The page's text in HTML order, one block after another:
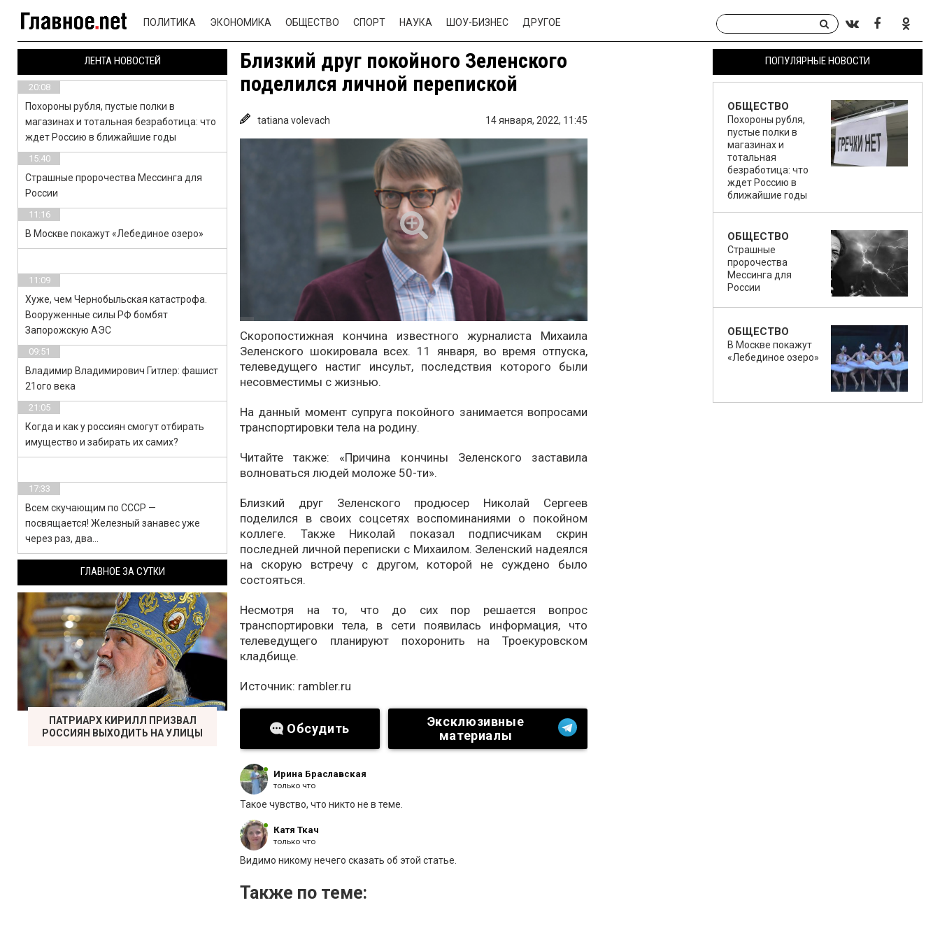
ПОЛИТИКА ЭКОНОМИКА ОБЩЕСТВО СПОРТ НАУКА ШОУ-БИЗНЕС ДРУГОЕ
Близкий друг покойного Зеленского
поделился личной перепиской
tatiana volevach 14 января, 2022, 11:45
Скоропостижная кончина известного журналиста Михаила
Зеленского шокировала всех. 11 января, во время отпуска,
телеведущего настиг инсульт, последствия которого были
несовместимы с жизнью.
На данный момент супруга покойного занимается вопросами
транспортировки тела на родину.
Читайте также: «Причина кончины Зеленского заставила
волноваться людей моложе 50-ти».
Близкий друг Зеленского продюсер Николай Сергеев
поделился в своих соцсетях воспоминаниями о покойном
коллеге. Также Николай показал подписчикам скрин
последней личной переписки с Михаилом. Зеленский надеялся
на скорую встречу с другом, которой не суждено было
состояться.
Несмотря на то, что до сих пор решается вопрос
транспортировки тела, в сети появилась информация, что
телеведущего планируют похоронить на Троекуровском
кладбище.
Источник: rambler.ru
Обсудить
Эксклюзивные
материалы
Катя Ткач
только что
Видимо никому нечего сказать об этой статье.
Ирина Браславская
только что
Такое чувство, что никто не в теме.
Также по теме:
ПОПУЛЯРНЫЕ НОВОСТИ
ОБЩЕСТВО
Похороны рубля,
пустые полки в
магазинах и
тотальная
безработица: что
ждет Россию в
ближайшие годы
ОБЩЕСТВО
Страшные
пророчества
Мессинга для
России
ОБЩЕСТВО
В Москве покажут
«Лебединое озеро»
ЛЕНТА НОВОСТЕЙ
20:08
Похороны рубля, пустые полки в
магазинах и тотальная безработица: что
ждет Россию в ближайшие годы
15:40
Страшные пророчества Мессинга для
России
11:16
В Москве покажут «Лебединое озеро»
11:09
Хуже, чем Чернобыльская катастрофа.
Вооруженные силы РФ бомбят
Запорожскую АЭС
09:51
Владимир Владимирович Гитлер: фашист
21ого века
21:05
Когда и как у россиян смогут отбирать
имущество и забирать их самих?
17:33
Всем скучающим по СССР —
посвящается! Железный занавес уже
через раз, два…
ГЛАВНОЕ ЗА СУТКИ
ПАТРИАРХ КИРИЛЛ ПРИЗВАЛ
РОССИЯН ВЫХОДИТЬ НА УЛИЦЫ